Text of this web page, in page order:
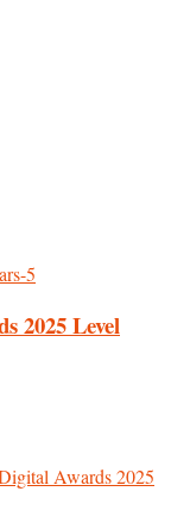
2025 Level